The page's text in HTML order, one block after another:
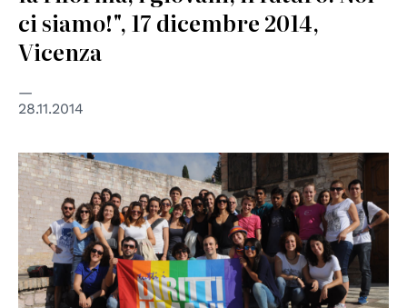
ci siamo!", 17 dicembre 2014,
Vicenza
28.11.2014